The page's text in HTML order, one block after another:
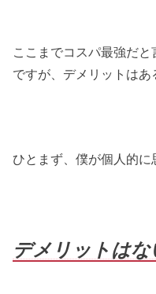
ここまでコスパ最強だ
ですが、デメリットはあ
ひとまず、僕が個人的に
デメリットはな